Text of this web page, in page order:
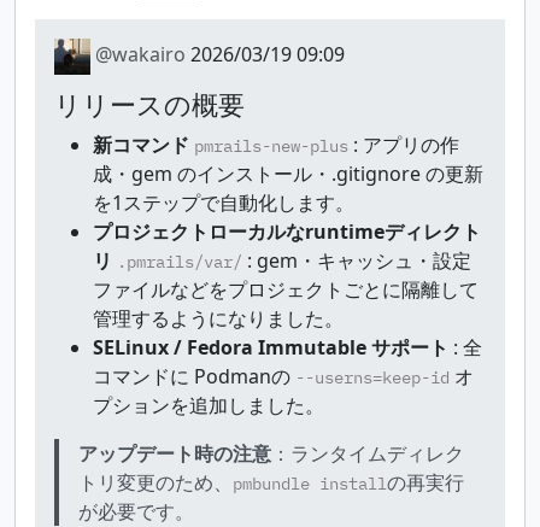
@wakairo 2026/03/19 09:09
リリースの概要
新コマンド pmrails-new-plus : アプリの作
成・gem のインストール・.gitignore の更新
を1ステップで自動化します。
プロジェクトローカルなruntimeディレクト
リ .pmrails/var/ : gem・キャッシュ・設定
ファイルなどをプロジェクトごとに隔離して
管理するようになりました。
SELinux / Fedora Immutable サポート : 全
コマンドに Podmanの --userns=keep-id オ
プションを追加しました。
アップデート時の注意 ：ランタイムディレク
トリ変更のため、
pmbundle installの再実行
が必要です。